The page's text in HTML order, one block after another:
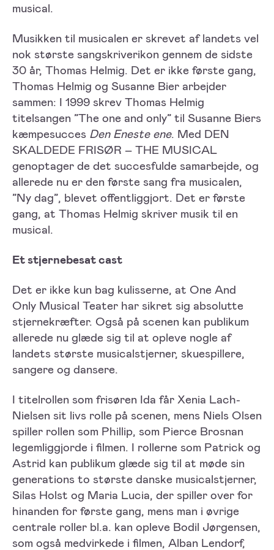
musical.
Musikken til musicalen er skrevet af landets vel
nok største sangskriverikon gennem de sidste
30 år, Thomas Helmig. Det er ikke første gang,
Thomas Helmig og Susanne Bier arbejder
sammen: I 1999 skrev Thomas Helmig
titelsangen ”The one and only” til Susanne Biers
kæmpesucces Den Eneste ene. Med DEN
SKALDEDE FRISØR – THE MUSICAL
genoptager de det succesfulde samarbejde, og
allerede nu er den første sang fra musicalen,
”Ny dag”, blevet offentliggjort. Det er første
gang, at Thomas Helmig skriver musik til en
musical.
Et stjernebesat cast
Det er ikke kun bag kulisserne, at One And
Only Musical Teater har sikret sig absolutte
stjernekræfter. Også på scenen kan publikum
allerede nu glæde sig til at opleve nogle af
landets største musicalstjerner, skuespillere,
sangere og dansere.
I titelrollen som frisøren Ida får Xenia Lach-
Nielsen sit livs rolle på scenen, mens Niels Olsen
spiller rollen som Phillip, som Pierce Brosnan
legemliggjorde i filmen. I rollerne som Patrick og
Astrid kan publikum glæde sig til at møde sin
generations to største danske musicalstjerner,
Silas Holst og Maria Lucia, der spiller over for
hinanden for første gang, mens man i øvrige
centrale roller bl.a. kan opleve Bodil Jørgensen,
som også medvirkede i filmen, Alban Lendorf,